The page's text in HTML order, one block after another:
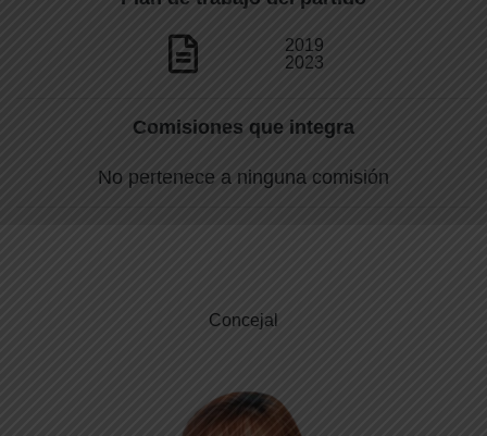
2019
2023
Comisiones que integra
No pertenece a ninguna comisión
Concejal